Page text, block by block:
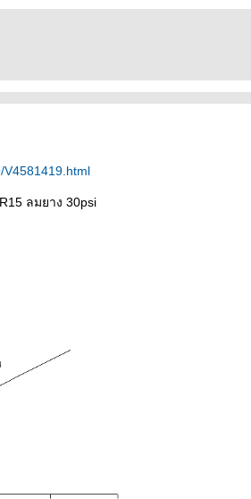
V4581419.html
ลมยาง 30psi